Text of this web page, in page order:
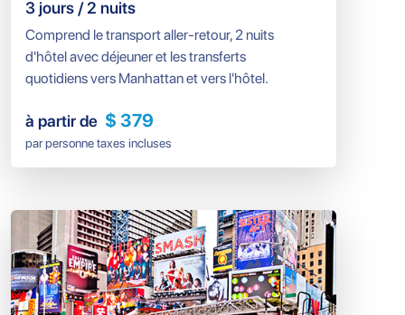
3 jours / 2 nuits
Comprend le transport aller-retour, 2 nuits
d'hôtel avec déjeuner et les transferts
quotidiens vers Manhattan et vers l'hôtel.
à partir de $ 379
par personne taxes incluses